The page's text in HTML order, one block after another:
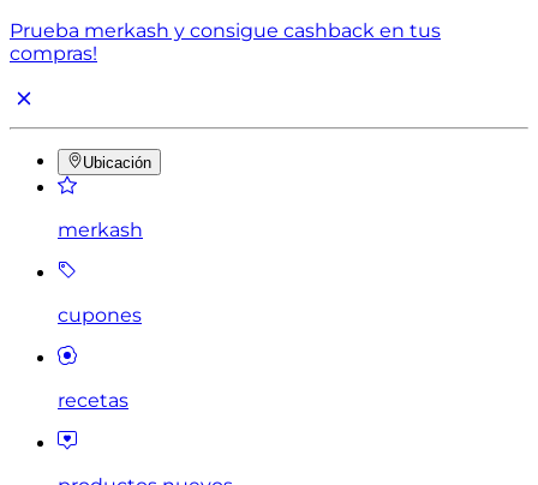
Prueba merkash y consigue cashback en tus
compras!
Ubicación
merkash
cupones
recetas